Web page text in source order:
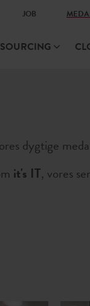
JOB
dygtige
it's IT, vores